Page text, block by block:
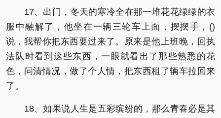
17、出门，冬天的寒冷全在那一堆花花绿绿的衣
服中融解了，他坐在一辆三轮车上面，摆摆手，()
说，我帮你把东西要过来了。原来是他上班晚，回执
法队时看到这些东西，一眼就看出了那些熟悉的花
色，问清情况，做了个人情，把东西租了辆车拉回来
了。
18、如果说人生是五彩缤纷的，那么青春必是其